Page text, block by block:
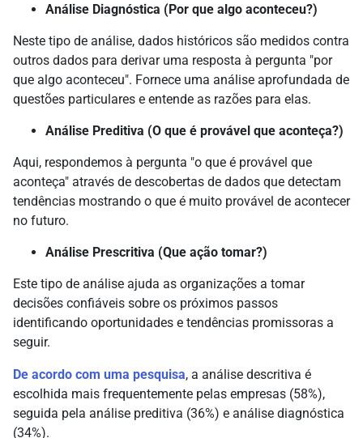
Análise Diagnóstica (Por que algo aconteceu?)
Neste tipo de análise, dados históricos são medidos contra
outros dados para derivar uma resposta à pergunta "por
que algo aconteceu". Fornece uma análise aprofundada de
questões particulares e entende as razões para elas.
Análise Preditiva (O que é provável que aconteça?)
Aqui, respondemos à pergunta "o que é provável que
aconteça" através de descobertas de dados que detectam
tendências mostrando o que é muito provável de acontecer
no futuro.
Análise Prescritiva (Que ação tomar?)
Este tipo de análise ajuda as organizações a tomar
decisões confiáveis sobre os próximos passos
identificando oportunidades e tendências promissoras a
seguir.
De acordo com uma pesquisa, a análise descritiva é
escolhida mais frequentemente pelas empresas (58%),
seguida pela análise preditiva (36%) e análise diagnóstica
(34%).